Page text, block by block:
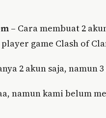
– Cara membuat 2
game Clash of
2 akun saja, namun
namun kami belum